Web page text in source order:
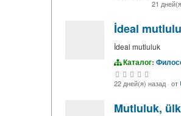
21
İdeal
İdeal mutluluk
Каталог:
22 дней(я) назад · от
Mutluluk,